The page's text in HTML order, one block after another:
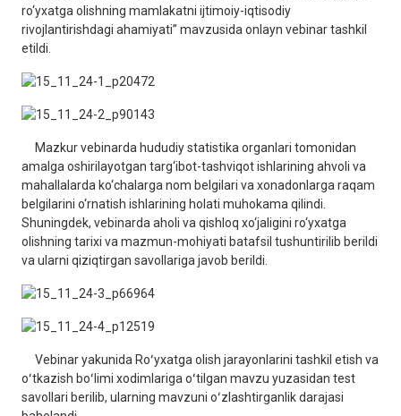
ro‘yxatga olishning mamlakatni ijtimoiy-iqtisodiy
rivojlantirishdagi ahamiyati” mavzusida onlayn vebinar tashkil
etildi.
Mazkur vebinarda hududiy statistika organlari tomonidan
amalga oshirilayotgan targ‘ibot-tashviqot ishlarining ahvoli va
mahallalarda ko‘chalarga nom belgilari va xonadonlarga raqam
belgilarini o‘rnatish ishlarining holati muhokama qilindi.
Shuningdek, vebinarda aholi va qishloq xo‘jaligini ro‘yxatga
olishning tarixi va mazmun-mohiyati batafsil tushuntirilib berildi
va ularni qiziqtirgan savollariga javob berildi.
Vebinar yakunida Roʻyxatga olish jarayonlarini tashkil etish va
oʻtkazish boʻlimi xodimlariga oʻtilgan mavzu yuzasidan test
savollari berilib, ularning mavzuni oʻzlashtirganlik darajasi